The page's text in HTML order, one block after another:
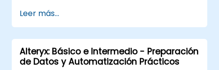
dinámicas, de validación y de prueba.
Aprender a utilizar herramientas de API
para descargar y analizar datos web.
Utilizar las herramientas de scripting de
Alteryx, incluyendo Python y R.
Leer más...
Alteryx: Básico e Intermedio - Preparación
de Datos y Automatización Prácticos